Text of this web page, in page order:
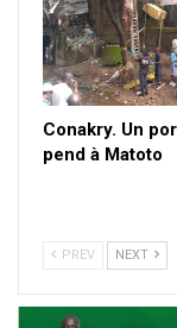
Conakry. Un
pend à Matoto
PREV NEXT